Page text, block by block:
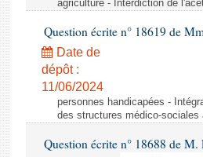
agriculture - Interdiction de
Question écrite n° 18619 de
Date de
dépôt :
11/06/2024
personnes handicapées -
des structures médico-sociales
Question écrite n° 18688 de M.